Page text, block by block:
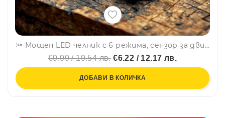
🔦 Мощен LED челник с 6 режима, сензор за движение и магнит за ползване като работна лампа, авариен режим-HX-T70S
€9.99 / 19.54 лв.€6.22 / 12.17 лв.
ДОБАВИ В КОЛИЧКА